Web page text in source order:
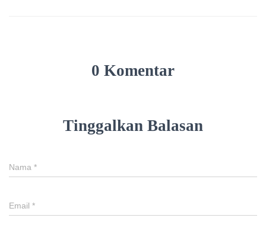
0 Komentar
Tinggalkan Balasan
Nama *
Email *